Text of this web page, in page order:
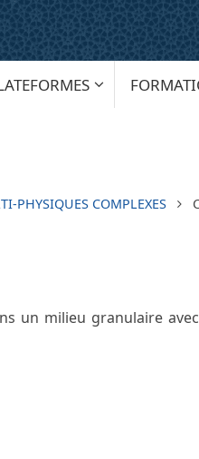
PHYSIQUES COMPLEXES
un milieu granulaire